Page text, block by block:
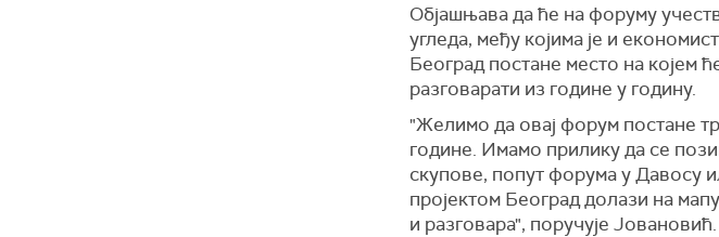
Објашњава да ће на форуму
угледа, међу којима је и
Београд постане место на којем
разговарати из године у годину.
"Желимо да овај форум постане
године. Имамо прилику да се
скупове, попут форума у Давосу
пројектом Београд долази на
и разговара", поручује Јовановић.